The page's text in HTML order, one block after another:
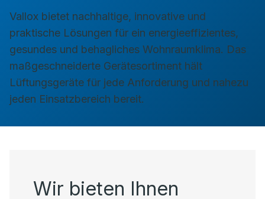
Vallox bietet nachhaltige, innovative und
praktische Lösungen für ein energieeffizientes,
gesundes und behagliches Wohnraumklima. Das
maßgeschneiderte Gerätesortiment hält
Lüftungsgeräte für jede Anforderung und nahezu
jeden Einsatzbereich bereit.
Wir bieten Ihnen